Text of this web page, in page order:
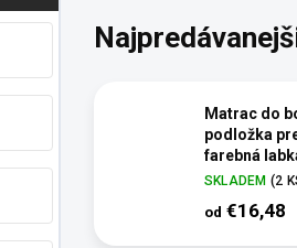
Matrac do
podložka
farebná
SKLADEM (2
od €16,48